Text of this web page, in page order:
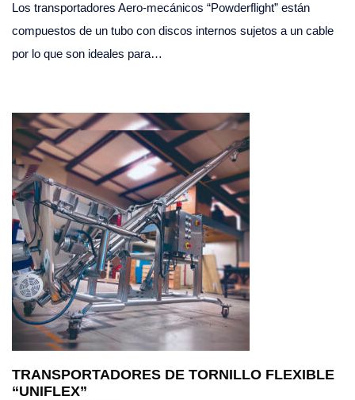
Los transportadores Aero-mecánicos “Powderflight” están
compuestos de un tubo con discos internos sujetos a un cable
por lo que son ideales para…
TRANSPORTADORES DE TORNILLO FLEXIBLE
“UNIFLEX”